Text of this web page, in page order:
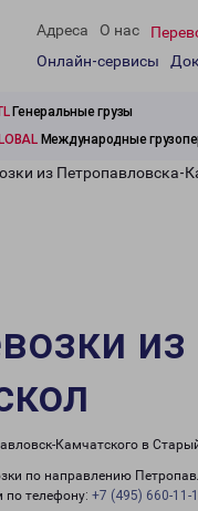
Адреса О нас
Онлайн-сервисы
Генеральные грузы
Международные
из Петропавловска-
Камчатского в
по направлению
по телефону: +7 (495) 660-11-